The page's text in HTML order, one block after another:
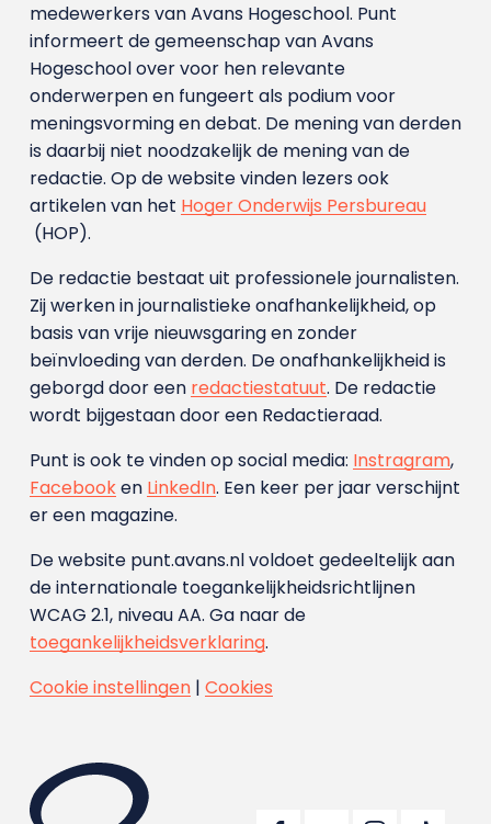
medewerkers van Avans Hoge­school. Punt
informeert de gemeenschap van Avans
Hogeschool over voor hen relevante
onderwerpen en fungeert als podium voor
meningsvorming en debat. De mening van derden
is daarbij niet noodzakelijk de mening van de
redactie. Op de website vinden lezers ook
artikelen van het Hoger Onderwijs Persbureau
(HOP).
De redactie bestaat uit professionele journalisten.
Zij werken in journalistieke onafhankelijkheid, op
basis van vrije nieuwsgaring en zonder
beïnvloeding van derden. De onafhankelijkheid is
geborgd door een redactiestatuut. De redactie
wordt bijgestaan door een Redactieraad.
Punt is ook te vinden op social media: Instragram,
Facebooken LinkedIn. Een keer per jaar verschijnt
er een magazine.
De website punt.avans.nl voldoet gedeeltelijk aan
de internationale toegankelijkheidsrichtlijnen
WCAG 2.1, niveau AA. Ga naar de
toegankelijkheidsverklaring.
Cookie instellingen| Cookies